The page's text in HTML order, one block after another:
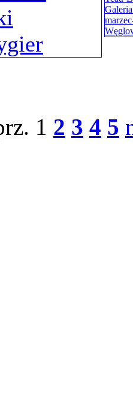
1 2 3 4 5